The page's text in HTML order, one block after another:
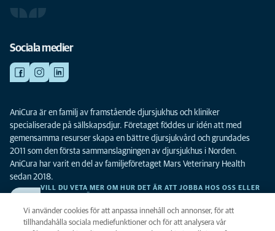
Sociala medier
AniCura är en familj av framstående djursjukhus och kliniker
specialiserade på sällskapsdjur. Företaget föddes ur idén att med
gemensamma resurser skapa en bättre djursjukvård och grundades
2011 som den första sammanslagningen av djursjukhus i Norden.
AniCura har varit en del av familjeföretaget Mars Veterinary Health
sedan 2018.
VILL DU VETA MER OM HUR DET ÄR ATT JOBBA HOS OSS ELLER
Vi använder cookies för att anpassa innehåll och annonser, för att
tillhandahålla sociala mediefunktioner och för att analysera vår